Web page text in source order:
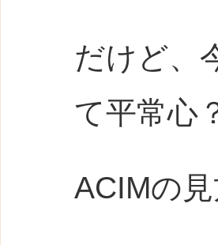
だけど、
て平常心
ACIMの